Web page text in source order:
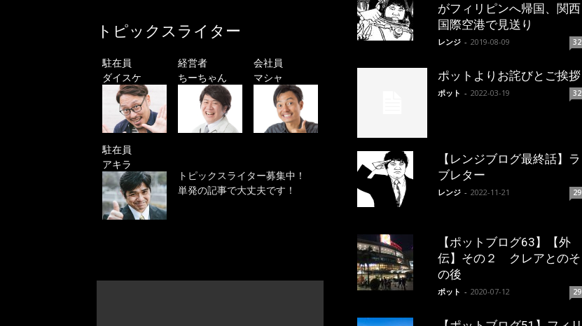
トピックスライター
駐在員
ダイスケ
経営者
ちーちゃん
会社員
マシャ
駐在員
アキラ
トピックスライター募集中！
単発の記事で大丈夫です！
がフィリピンへ帰国、関西
国際空港で見送り
レンジ - 2019-08-09 32
ポットよりお詫びとご挨拶
ポット - 2022-03-19 32
【レンジブログ最終話】ラ
ブレター
レンジ - 2022-11-21 29
【ポットブログ63】【外
伝】その２ クレアとのそ
の後
ポット - 2020-07-12 29